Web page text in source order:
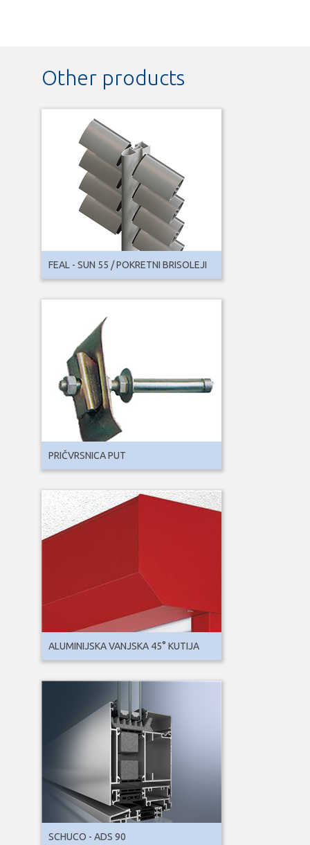
Other products
FEAL - SUN 55 / POKRETNI BRISOLEJI
PRIČVRSNICA PUT
ALUMINIJSKA VANJSKA 45° KUTIJA
SCHUCO - ADS 90